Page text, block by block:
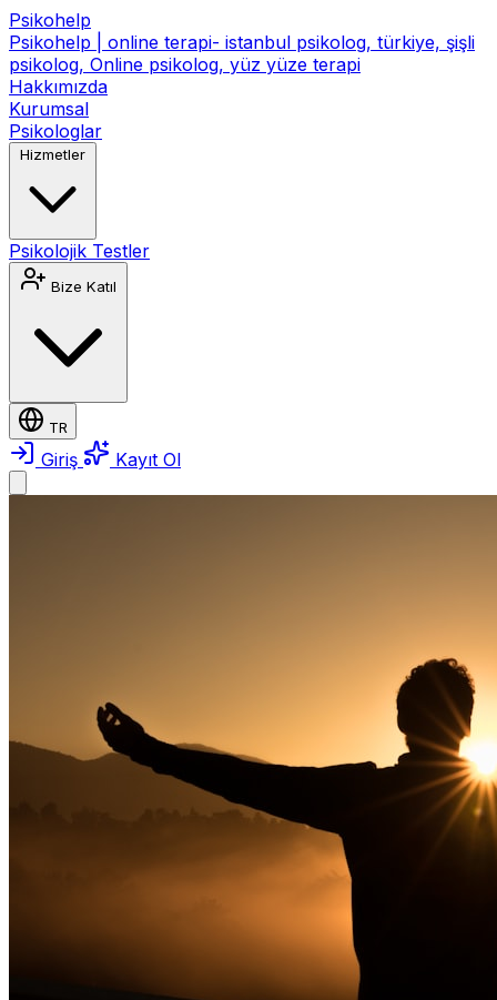
Psikohelp
Psikohelp | online terapi- istanbul psikolog, türkiye, şişli
psikolog, Online psikolog, yüz yüze terapi
Hakkımızda
Kurumsal
Psikologlar
Hizmetler
Psikolojik Testler
Bize Katıl
TR
Giriş Kayıt Ol